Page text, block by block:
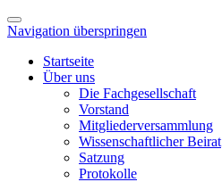
Navigation überspringen
Startseite
Über uns
Die Fachgesellschaft
Vorstand
Mitgliederversammlung
Wissenschaftlicher Beirat
Satzung
Protokolle